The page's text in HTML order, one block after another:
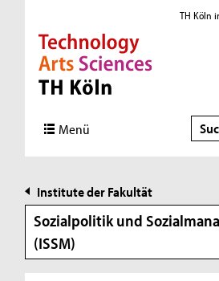
Direkt zur Hauptnavigation
Direkt zur Subnavigation
Direkt zum Inhalt
Direkt zum Fußbereich
TH Köln
Menü Suche
Suche
Institute der Fakultät
Sozialpolitik und
(ISSM)